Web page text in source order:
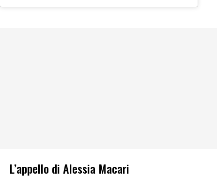
L’appello di Alessia Macari